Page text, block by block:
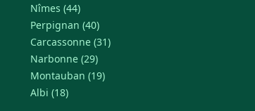
Nîmes (44)
Perpignan (40)
Carcassonne (31)
Narbonne (29)
Montauban (19)
Albi (18)